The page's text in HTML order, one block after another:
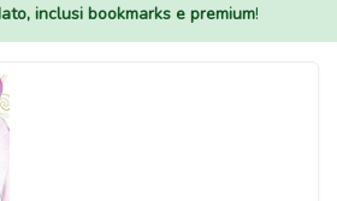
inclusi bookmarks e premium!